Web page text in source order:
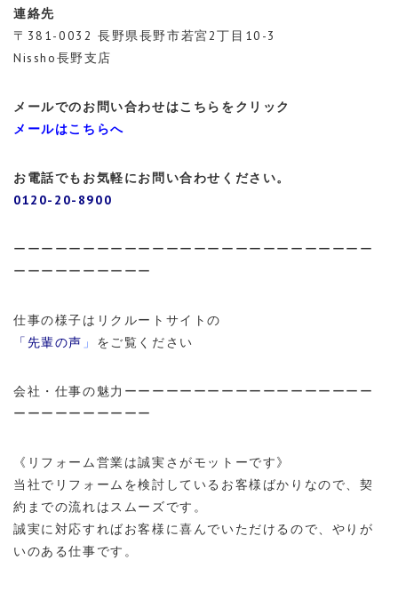
連絡先
〒381-0032 長野県長野市若宮2丁目10-3
Nissho長野支店
メールでのお問い合わせはこちらをクリック
メールはこちらへ
お電話でもお気軽にお問い合わせください。
0120-20-8900
ーーーーーーーーーーーーーーーーーーーーーーーーーー
ーーーーーーーーーー
仕事の様子はリクルートサイトの
「先輩の声 」 をご覧ください
会社・仕事の魅力ーーーーーーーーーーーーーーーーーー
ーーーーーーーーーー
《リフォーム営業は誠実さがモットーです》
当社でリフォームを検討しているお客様ばかりなので、契
約までの流れはスムーズです。
誠実に対応すればお客様に喜んでいただけるので、やりが
いのある仕事です。